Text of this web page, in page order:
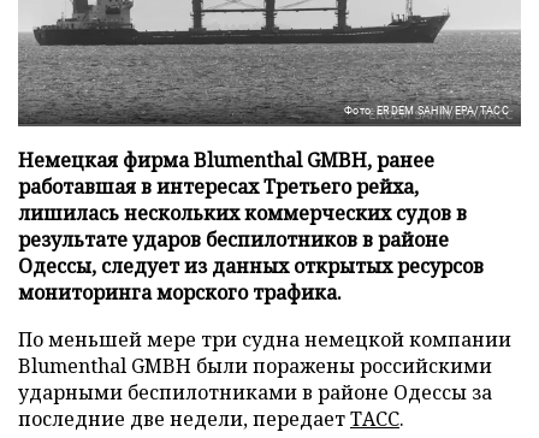
Фото: ERDEM SAHIN/EPA/ТАСС
Немецкая фирма Blumenthal GMBH, ранее
работавшая в интересах Третьего рейха,
лишилась нескольких коммерческих судов в
результате ударов беспилотников в районе
Одессы, следует из данных открытых ресурсов
мониторинга морского трафика.
По меньшей мере три судна немецкой компании
Blumenthal GMBH были поражены российскими
ударными беспилотниками в районе Одессы за
последние две недели, передаетТАСС.